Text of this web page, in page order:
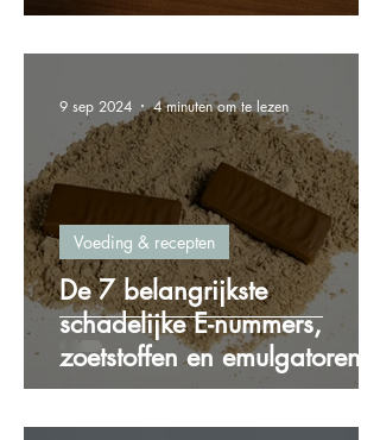
gewichtstoename
De 7 belangrijkste
schadelijke E-nummers,
zoetstoffen en emulgatoren
die je wilt vermijden!
Voeding & recepten
9 sep 2024 4 minuten om te lezen